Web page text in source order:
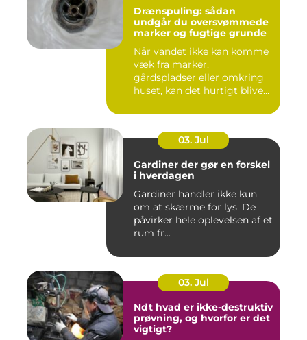
Drænspuling: sådan
undgår du oversvømmede
marker og fugtige grunde
Når vandet ikke kan komme
væk fra marker,
gårdspladser eller omkring
huset, kan det hurtigt blive
03. Jul
Gardiner der gør en forskel
i hverdagen
Gardiner handler ikke kun
om at skærme for lys. De
påvirker hele oplevelsen af et
rum fr...
03. Jul
Ndt hvad er ikke-destruktiv
prøvning, og hvorfor er det
vigtigt?